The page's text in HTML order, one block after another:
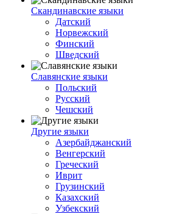
Скандинавские языки
Датский
Норвежский
Финский
Шведский
Славянские языки
Польский
Русский
Чешский
Другие языки
Азербайджанский
Венгерский
Греческий
Иврит
Грузинский
Казахский
Узбекский